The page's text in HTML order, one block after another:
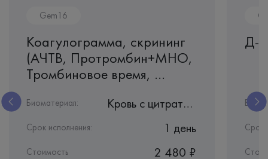
Gem16
Коагулограмма, скрининг
(АЧТВ, Протромбин+МНО,
Тромбиновое время, ...
Биоматериал: Кровь с цитратом натрия
Срок исполнения: 1 день
Стоимость 2 480 ₽
Д-
Срок